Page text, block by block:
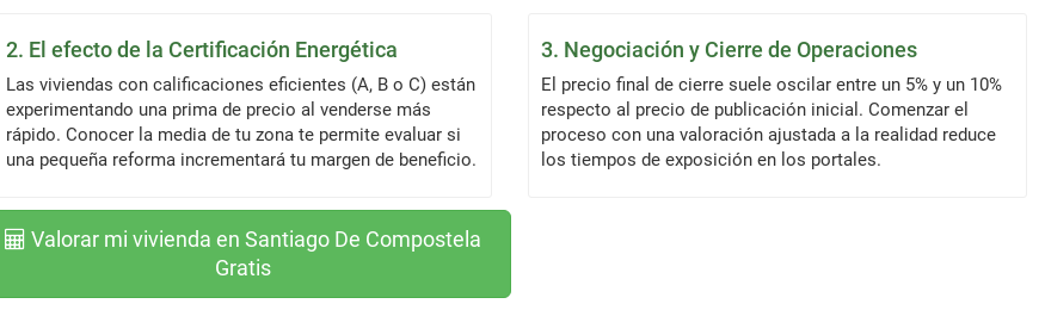
2. El efecto de la Certificación Energética
Las viviendas con calificaciones eficientes (A, B o C) están
experimentando una prima de precio al venderse más
rápido. Conocer la media de tu zona te permite evaluar si
una pequeña reforma incrementará tu margen de beneficio.
3. Negociación y Cierre de Operaciones
El precio final de cierre suele oscilar entre un 5% y un 10%
respecto al precio de publicación inicial. Comenzar el
proceso con una valoración ajustada a la realidad reduce
los tiempos de exposición en los portales.
Valorar mi vivienda en Santiago De Compostela
Gratis